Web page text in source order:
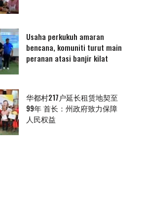
Usaha perkukuh amaran
bencana, komuniti turut main
peranan atasi banjir kilat
华都村217户延长租赁地契至
99年 首长：州政府致力保障
人民权益